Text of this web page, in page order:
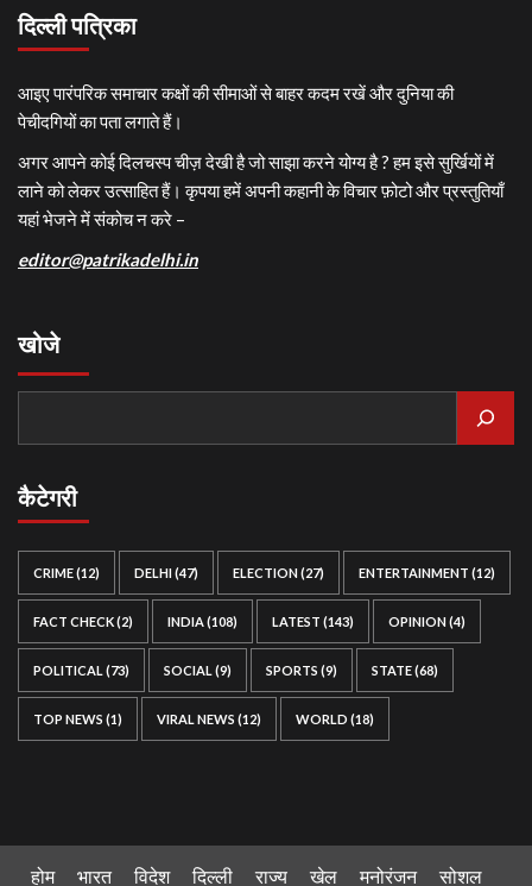
दिल्ली पत्रिका
आइए पारंपरिक समाचार कक्षों की सीमाओं से बाहर कदम रखें और दुनिया की
पेचीदगियों का पता लगाते हैं।
अगर आपने कोई दिलचस्प चीज़ देखी है जो साझा करने योग्य है ? हम इसे सुर्खियों में
लाने को लेकर उत्साहित हैं। कृपया हमें अपनी कहानी के विचार फ़ोटो और प्रस्तुतियाँ
यहां भेजने में संकोच न करे –
editor@patrikadelhi.in
खोजे
कैटेगरी
CRIME(12) DELHI(47) ELECTION(27) ENTERTAINMENT (12)
FACT CHECK(2) INDIA(108) LATEST (143) OPINION(4)
POLITICAL (73) SOCIAL (9) SPORTS (9) STATE(68)
TOP NEWS (1) VIRAL NEWS (12) WORLD (18)
होम भारत विदेश दिल्ली राज्य खेल मनोरंजन सोशल